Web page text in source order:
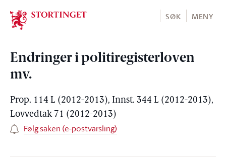
Stortinget.no
SØK MENY
Endringer i politiregisterloven
mv.
Prop. 114 L (2012-2013), Innst. 344 L (2012-2013),
Lovvedtak 71 (2012-2013)
Følg saken (e-postvarsling)